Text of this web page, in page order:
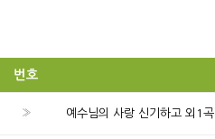
번호
» 예수님의 사랑 신기하고 외1곡